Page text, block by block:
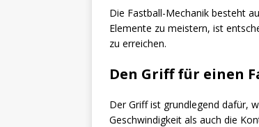
Die Fastball-Mechanik besteht
Elemente zu meistern, ist
zu erreichen.
Den Griff für einen
Der Griff ist grundlegend dafür,
Geschwindigkeit als auch die